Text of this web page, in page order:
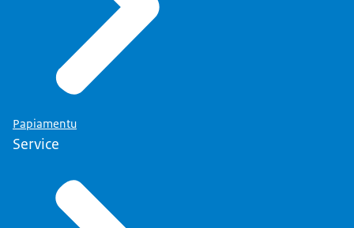
Papiamentu
Service